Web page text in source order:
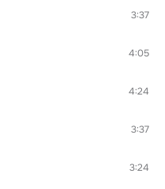
3:37
4:05
4:24
3:37
3:24